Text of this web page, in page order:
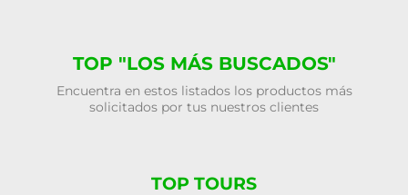
TOP "LOS MÁS BUSCADOS"
Encuentra en estos listados los productos más
solicitados por tus nuestros clientes
TOP TOURS